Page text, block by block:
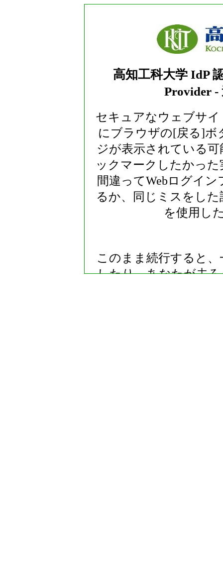
高知工科大学 IdP
Provider -
セキュアなウェブサ
にブラウザの[戻る]ボ
ジが表示されている
ックマークしたかっ
間違ってWebログイ
るか、同じミスをし
を使用し
このまま続行すると
したり、あなたが去